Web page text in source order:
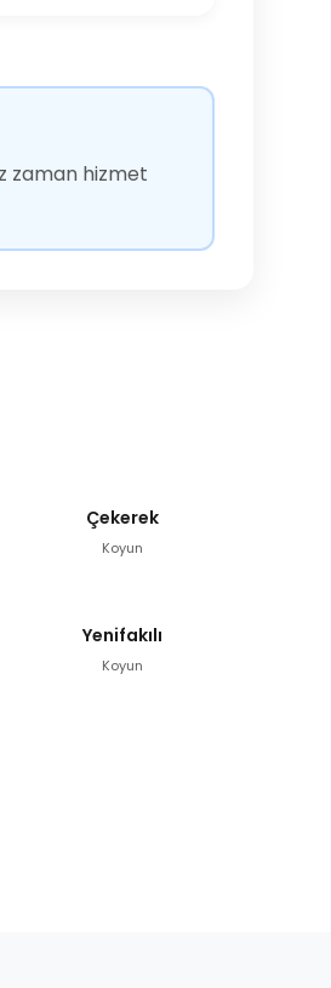
zaman hizmet
Çekerek
Koyun
Yenifakılı
Koyun